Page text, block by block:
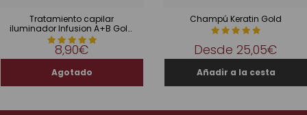
Tratamiento capilar
iluminador Infusion A+B Gold
Radiance
8,90€
Champú Keratin Gold
Desde 25,05€